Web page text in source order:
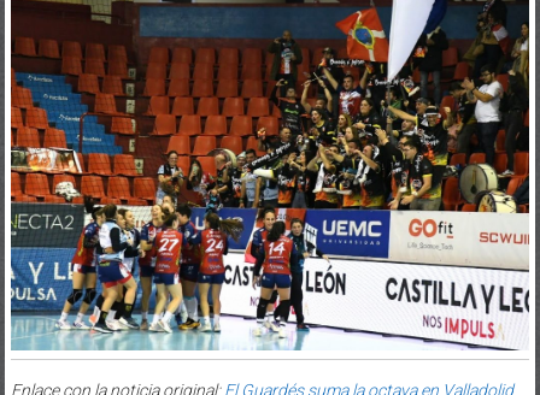
Enlace con la noticia original:El Guardés suma la octava en Valladolid